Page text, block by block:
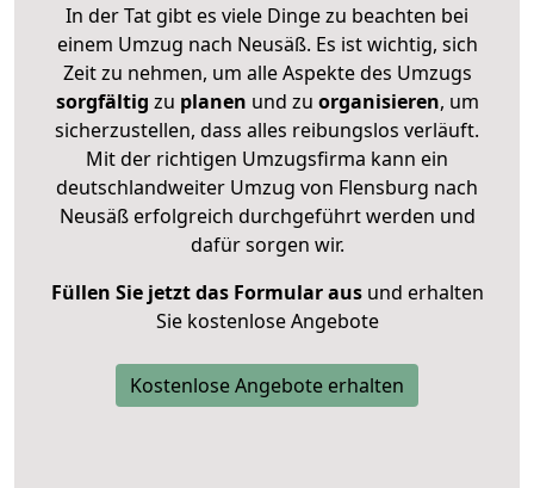
In der Tat gibt es viele Dinge zu beachten bei
einem Umzug nach Neusäß. Es ist wichtig, sich
Zeit zu nehmen, um alle Aspekte des Umzugs
sorgfältig zu planen und zu organisieren, um
sicherzustellen, dass alles reibungslos verläuft.
Mit der richtigen Umzugsfirma kann ein
deutschlandweiter Umzug von Flensburg nach
Neusäß erfolgreich durchgeführt werden und
dafür sorgen wir.
Füllen Sie jetzt das Formular ausund erhalten
Sie kostenlose Angebote
Kostenlose Angebote erhalten